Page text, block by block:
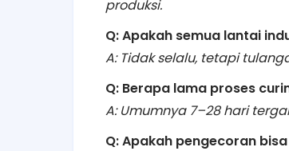
produksi.
Q: Apakah semua lantai
A: Tidak selalu, tetapi
Q: Berapa lama proses
A: Umumnya 7–28 hari
Q: Apakah pengecoran